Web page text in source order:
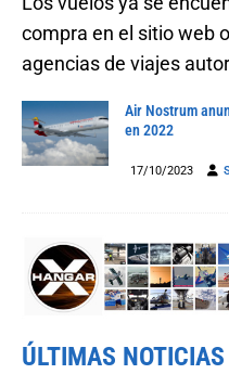
compra en el sitio web
agencias de viajes
Air Nostrum
en 2022
17/10/2023
ÚLTIMAS